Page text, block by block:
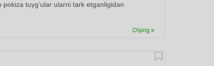
tuyg’ular ularni tark etganligidan
O'qing